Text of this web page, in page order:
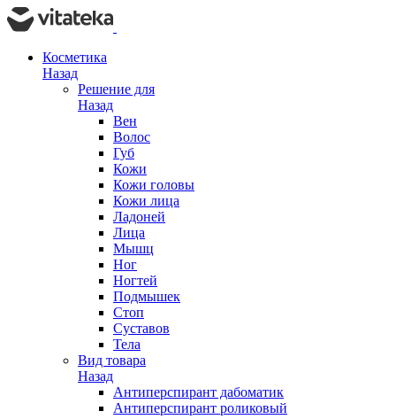
Косметика
Назад
Решение для
Назад
Вен
Волос
Губ
Кожи
Кожи головы
Кожи лица
Ладоней
Лица
Мышц
Ног
Ногтей
Подмышек
Стоп
Суставов
Тела
Вид товара
Назад
Антиперспирант дабоматик
Антиперспирант роликовый